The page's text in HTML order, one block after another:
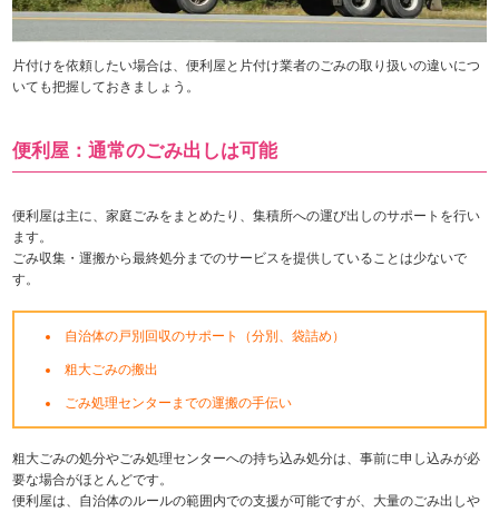
片付けを依頼したい場合は、便利屋と片付け業者のごみの取り扱いの違いにつ
いても把握しておきましょう。
便利屋：通常のごみ出しは可能
便利屋は主に、家庭ごみをまとめたり、集積所への運び出しのサポートを行い
ます。
ごみ収集・運搬から最終処分までのサービスを提供していることは少ないで
す。
自治体の戸別回収のサポート（分別、袋詰め）
粗大ごみの搬出
ごみ処理センターまでの運搬の手伝い
粗大ごみの処分やごみ処理センターへの持ち込み処分は、事前に申し込みが必
要な場合がほとんどです。
便利屋は、自治体のルールの範囲内での支援が可能ですが、大量のごみ出しや